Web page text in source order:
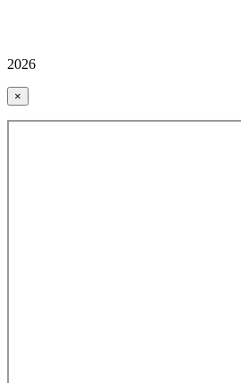
2026
×